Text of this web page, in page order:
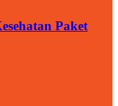
Paket